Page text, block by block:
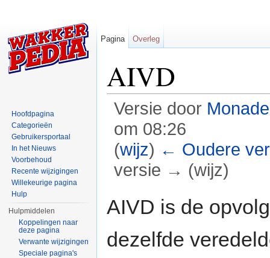
AIVD
Versie door Monade
om 08:26
(wijz) ← Oudere
versie → (wijz)
AIVD is de
dezelfde
Pagina Overleg
Hoofdpagina
Categorieën
Gebruikersportaal
In het Nieuws
Voorbehoud
Recente wijzigingen
Willekeurige pagina
Hulp
Hulpmiddelen
Koppelingen naar
deze pagina
Verwante wijzigingen
Speciale pagina's